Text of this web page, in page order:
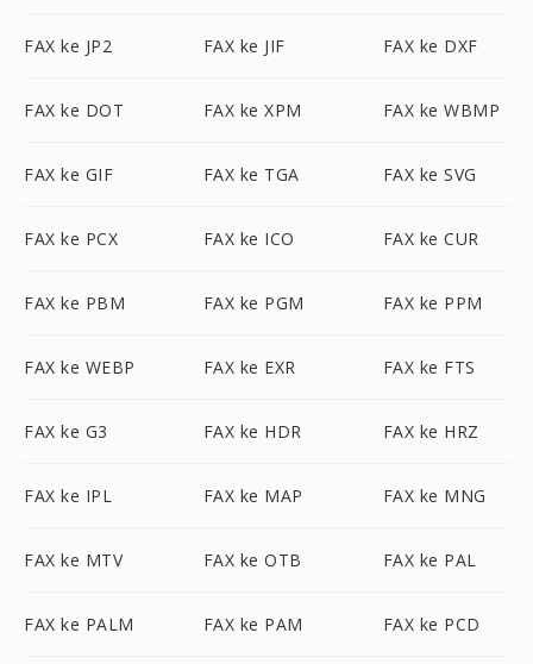
FAX ke JP2 FAX ke JIF FAX ke DXF
FAX ke DOT FAX ke XPM FAX ke WBMP
FAX ke GIF FAX ke TGA FAX ke SVG
FAX ke PCX FAX ke ICO FAX ke CUR
FAX ke PBM FAX ke PGM FAX ke PPM
FAX ke WEBP FAX ke EXR FAX ke FTS
FAX ke G3 FAX ke HDR FAX ke HRZ
FAX ke IPL FAX ke MAP FAX ke MNG
FAX ke MTV FAX ke OTB FAX ke PAL
FAX ke PALM FAX ke PAM FAX ke PCD